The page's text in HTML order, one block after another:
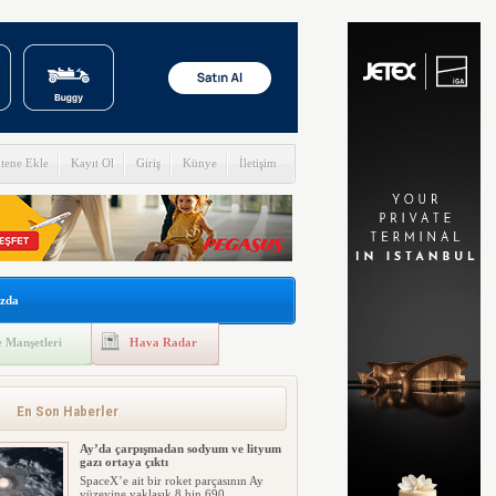
Ekle Kayıt Ol Giriş Künye İletişim
Manşetleri Hava Radar
En Son Haberler
Ay’da çarpışmadan sodyum ve lityum
gazı ortaya çıktı
SpaceX’e ait bir roket parçasının Ay